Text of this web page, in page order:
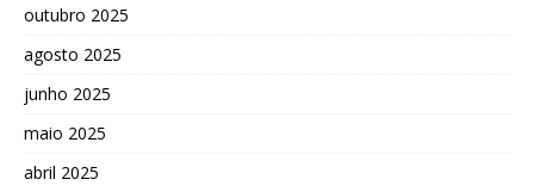
outubro 2025
agosto 2025
junho 2025
maio 2025
abril 2025